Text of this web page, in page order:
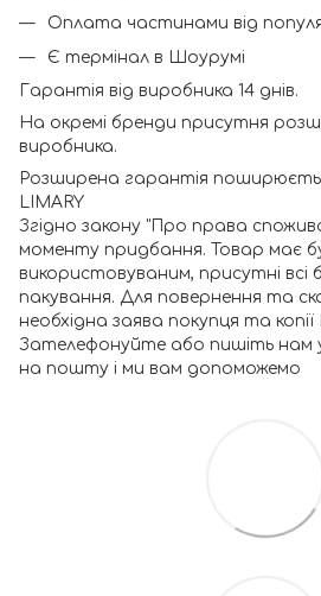
Оплата частинами від
Є термінал в Шоурумі
Гарантія від виробника 14 днів.
На окремі бренди присутня
виробника.
Розширена гарантія
LIMARY
Згідно закону "Про права
моменту придбання. Товар має
використовуваним, присутні всі
пакування. Для повернення та
необхідна заява покупця та
Зателефонуйте або пишіть нам
на пошту і ми вам допоможемо